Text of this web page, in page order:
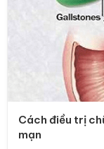
Cách điều trị
mạn